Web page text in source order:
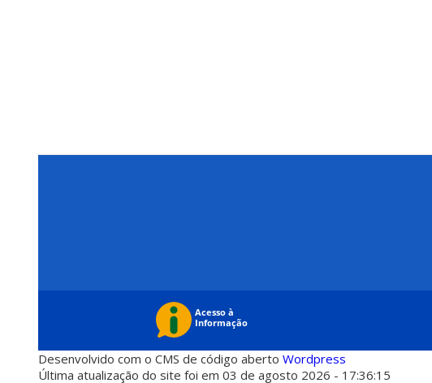
Desenvolvido com o CMS de código aberto Wordpress
Última atualização do site foi em 03 de agosto 2026 - 17:36:15